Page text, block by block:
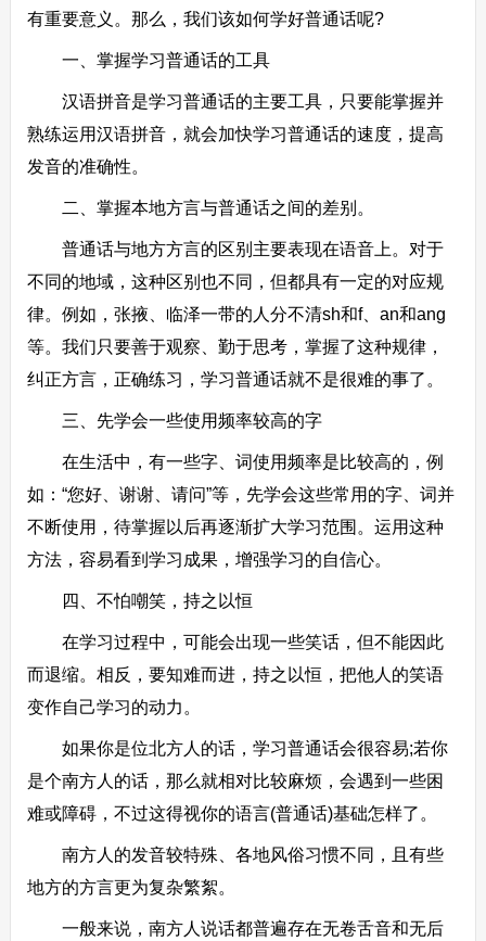
有重要意义。那么，我们该如何学好普通话呢?
一、掌握学习普通话的工具
汉语拼音是学习普通话的主要工具，只要能掌握并
熟练运用汉语拼音，就会加快学习普通话的速度，提高
发音的准确性。
二、掌握本地方言与普通话之间的差别。
普通话与地方方言的区别主要表现在语音上。对于
不同的地域，这种区别也不同，但都具有一定的对应规
律。例如，张掖、临泽一带的人分不清sh和f、an和ang
等。我们只要善于观察、勤于思考，掌握了这种规律，
纠正方言，正确练习，学习普通话就不是很难的事了。
三、先学会一些使用频率较高的字
在生活中，有一些字、词使用频率是比较高的，例
如：“您好、谢谢、请问”等，先学会这些常用的字、词并
不断使用，待掌握以后再逐渐扩大学习范围。运用这种
方法，容易看到学习成果，增强学习的自信心。
四、不怕嘲笑，持之以恒
在学习过程中，可能会出现一些笑话，但不能因此
而退缩。相反，要知难而进，持之以恒，把他人的笑语
变作自己学习的动力。
如果你是位北方人的话，学习普通话会很容易;若你
是个南方人的话，那么就相对比较麻烦，会遇到一些困
难或障碍，不过这得视你的语言(普通话)基础怎样了。
南方人的发音较特殊、各地风俗习惯不同，且有些
地方的方言更为复杂繁絮。
一般来说，南方人说话都普遍存在无卷舌音和无后